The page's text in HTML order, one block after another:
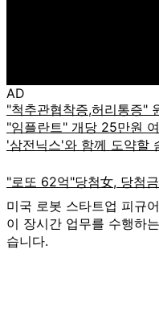
AD
미국 로봇 스타트업 피규
이 장시간 업무를 수행하
습니다.